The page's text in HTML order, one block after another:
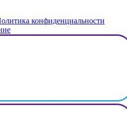
конфиденциальности